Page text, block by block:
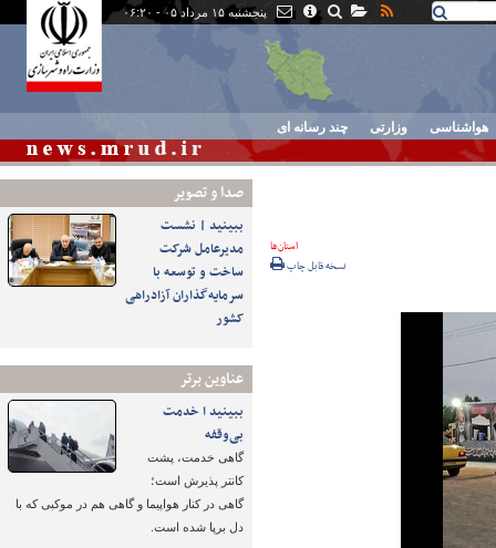
پنجشنبه ۱۵ مرداد ۰۵ - ۰۶:۲۰
هواشناسی وزارتی چند رسانه ای
صدا و تصوير
ببینید | نشست
مدیرعامل شرکت
ساخت و توسعه با
سرمایه‌گذاران آزادراهی
کشور
عناوین برتر
ببینید ا خدمت
بی‌وقفه
گاهی خدمت، پشت
کانتر پذیرش است؛
گاهی در کنار هواپیما و گاهی هم در موکبی که با
دل برپا شده است.
استان‌ها
نسخه قابل چاپ